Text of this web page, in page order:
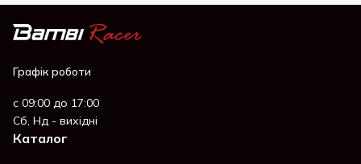
Графік роботи
с 09:00 до 17:00
Сб, Нд - вихідні
Каталог